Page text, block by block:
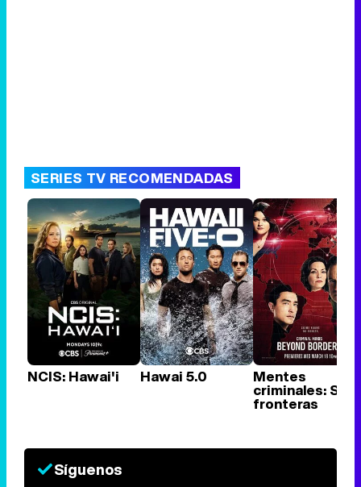
SERIES TV RECOMENDADAS
NCIS: Hawai'i Hawai 5.0 Mentes
criminales: Sin
fronteras
Síguenos